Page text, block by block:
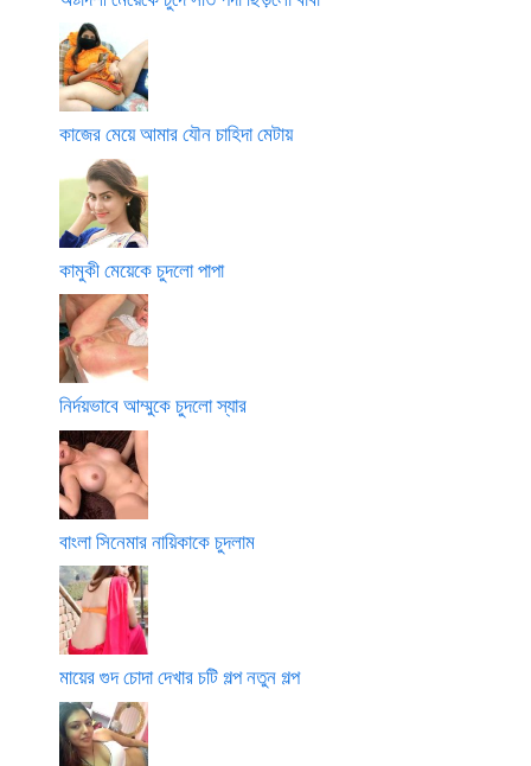
কাজের মেয়ে আমার যৌন চাহিদা মেটায়
কামুকী মেয়েকে চুদলো পাপা
নির্দয়ভাবে আম্মুকে চুদলো স্যার
বাংলা সিনেমার নায়িকাকে চুদলাম
মায়ের গুদ চোদা দেখার চটি গল্প নতুন গল্প